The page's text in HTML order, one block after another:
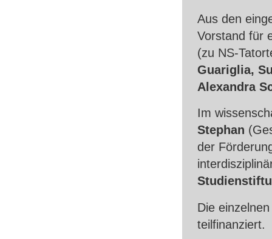
Aus den
Vorstand für
(zu NS-
Guariglia,
Alexandra
Im
Stephan
der
Die
teilfinanziert.